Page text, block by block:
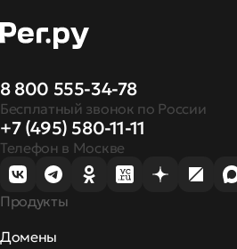
8 800 555-34-78
Бесплатный звонок по России
+7 (495) 580-11-11
Телефон в Москве
Продукты
Домены